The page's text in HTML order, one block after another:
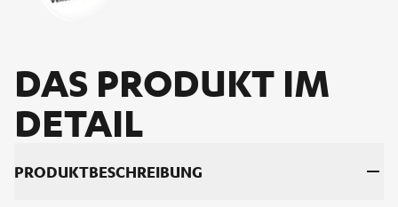
DAS PRO­DUKT IM
DE­TAIL
PRO­DUKT­BE­SCHREI­BUNG